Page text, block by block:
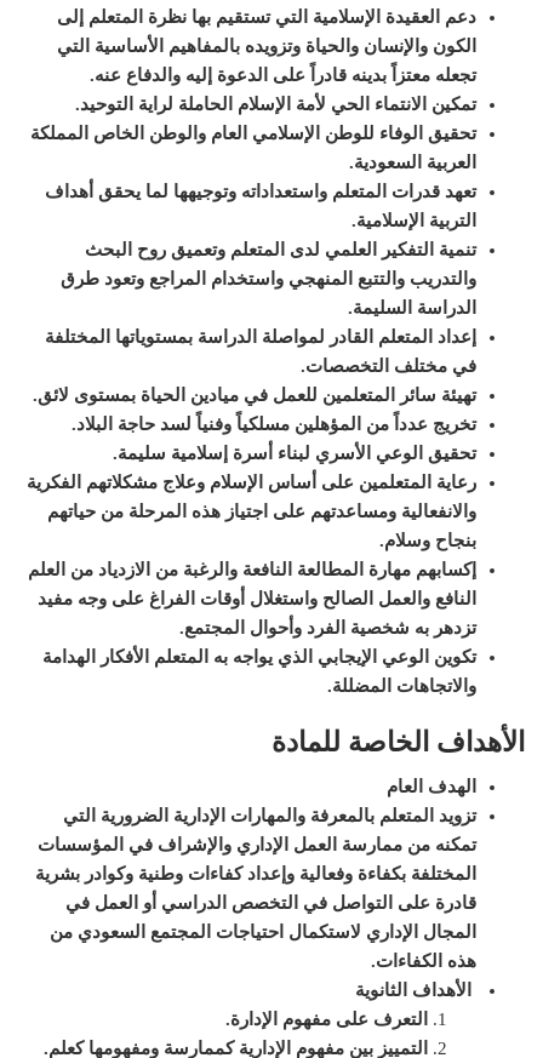
دعم العقيدة الإسلامية التي تستقيم بها نظرة المتعلم إلى
الكون والإنسان والحياة وتزويده بالمفاهيم الأساسية التي
تجعله معتزاً بدينه قادراً على الدعوة إليه والدفاع عنه.
تمكين الانتماء الحي لأمة الإسلام الحاملة لراية التوحيد.
تحقيق الوفاء للوطن الإسلامي العام والوطن الخاص المملكة
العربية السعودية.
تعهد قدرات المتعلم واستعداداته وتوجيهها لما يحقق أهداف
التربية الإسلامية.
تنمية التفكير العلمي لدى المتعلم وتعميق روح البحث
والتدريب والتتبع المنهجي واستخدام المراجع وتعود طرق
الدراسة السليمة.
إعداد المتعلم القادر لمواصلة الدراسة بمستوياتها المختلفة
في مختلف التخصصات.
تهيئة سائر المتعلمين للعمل في ميادين الحياة بمستوى لائق.
تخريج عدداً من المؤهلين مسلكياً وفنياً لسد حاجة البلاد.
تحقيق الوعي الأسري لبناء أسرة إسلامية سليمة.
رعاية المتعلمين على أساس الإسلام وعلاج مشكلاتهم الفكرية
والانفعالية ومساعدتهم على اجتياز هذه المرحلة من حياتهم
بنجاح وسلام.
إكسابهم مهارة المطالعة النافعة والرغبة من الازدياد من العلم
النافع والعمل الصالح واستغلال أوقات الفراغ على وجه مفيد
تزدهر به شخصية الفرد وأحوال المجتمع.
تكوين الوعي الإيجابي الذي يواجه به المتعلم الأفكار الهدامة
والاتجاهات المضللة.
الأهداف الخاصة للمادة
الهدف العام
تزويد المتعلم بالمعرفة والمهارات الإدارية الضرورية التي
تمكنه من ممارسة العمل الإداري والإشراف في المؤسسات
المختلفة بكفاءة وفعالية وإعداد كفاءات وطنية وكوادر بشرية
قادرة على التواصل في التخصص الدراسي أو العمل في
المجال الإداري لاستكمال احتياجات المجتمع السعودي من
هذه الكفاءات.
الأهداف الثانوية
التعرف على مفهوم الإدارة.
التمييز بين مفهوم الإدارية كممارسة ومفهومها كعلم.